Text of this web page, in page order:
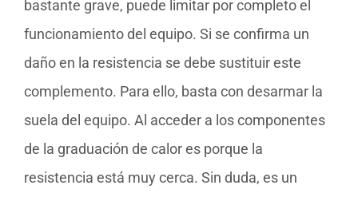
bastante grave, puede limitar por completo el
funcionamiento del equipo. Si se confirma un
daño en la resistencia se debe sustituir este
complemento. Para ello, basta con desarmar la
suela del equipo. Al acceder a los componentes
de la graduación de calor es porque la
resistencia está muy cerca. Sin duda, es un